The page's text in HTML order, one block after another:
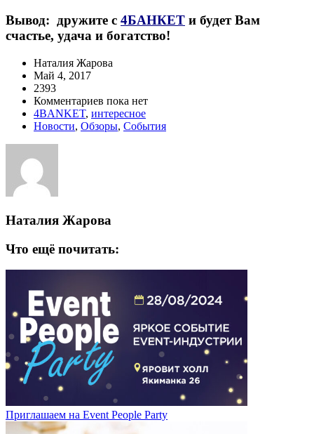
Вывод: дружите с 4БАНКЕТ и будет Вам
счастье, удача и богатство!
Наталия Жарова
Май 4, 2017
2393
Комментариев пока нет
4BANKET, интересное
Новости, Обзоры, События
Наталия Жарова
Что ещё почитать:
Приглашаем на Event People Party